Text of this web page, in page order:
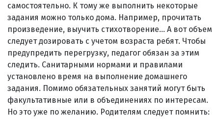
самостоятельно. К тому же выполнить некоторые
задания можно только дома. Например, прочитать
произведение, выучить стихотворение… А вот объем
следует дозировать с учетом возраста ребят. Чтобы
предупредить перегрузку, педагог обязан за этим
следить. Санитарными нормами и правилами
установлено время на выполнение домашнего
задания. Помимо обязательных занятий могут быть
факультативные или в объединениях по интересам.
Но это уже по желанию. Родителям следует помнить: